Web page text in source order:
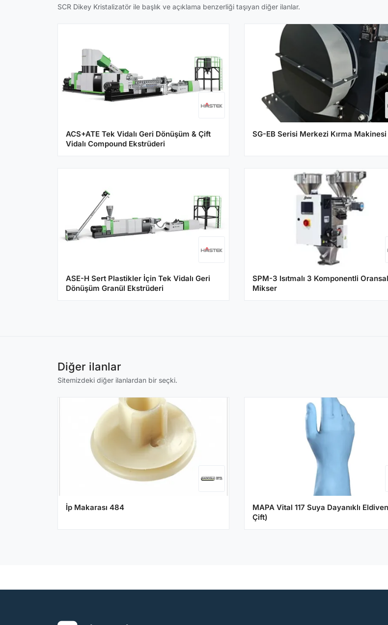
SCR Dikey Kristalizatör ile başlık ve açıklama benzerliği taşıyan diğer ilanlar.
ACS+ATE Tek Vidalı Geri Dönüşüm & Çift
Vidalı Compound Ekstrüderi
SG-EB Serisi Merkezi Kırma Makinesi
ASE-H Sert Plastikler İçin Tek Vidalı Geri
Dönüşüm Granül Ekstrüderi
SPM-3 Isıtmalı 3 Komponentli Oransal
Mikser
Diğer ilanlar
Sitemizdeki diğer ilanlardan bir seçki.
İp Makarası 484
MAPA Vital 117 Suya Dayanıklı
Çift)